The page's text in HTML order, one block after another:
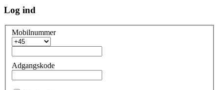
Log ind
Mobilnummer
Adgangskode